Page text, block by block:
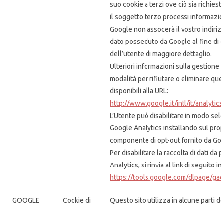
suo cookie a terzi ove ciò sia
il soggetto terzo processi
Google non assocerà il vostro
dato posseduto da Google al fine
dell’utente di maggiore dettaglio.
Ulteriori informazioni sulla
modalità per rifiutare o eliminare
disponibili alla URL:
http://www.google.it/intl/it/
L’Utente può disabilitare in modo
Google Analytics installando sul
componente di opt-out fornito da
Per disabilitare la raccolta di dati da
Analytics, si rinvia al link di seguito
https://tools.google.com/dlpage/
GOOGLE
Cookie di
Questo sito utilizza in alcune parti